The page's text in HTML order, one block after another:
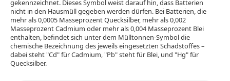
gekennzeichnet. Dieses Symbol weist darauf hin, dass Batterien
nicht in den Hausmüll gegeben werden dürfen. Bei Batterien, die
mehr als 0,0005 Masseprozent Quecksilber, mehr als 0,002
Masseprozent Cadmium oder mehr als 0,004 Masseprozent Blei
enthalten, befindet sich unter dem Mülltonnen-Symbol die
chemische Bezeichnung des jeweils eingesetzten Schadstoffes –
dabei steht "Cd" für Cadmium, "Pb" steht für Blei, und "Hg" für
Quecksilber.